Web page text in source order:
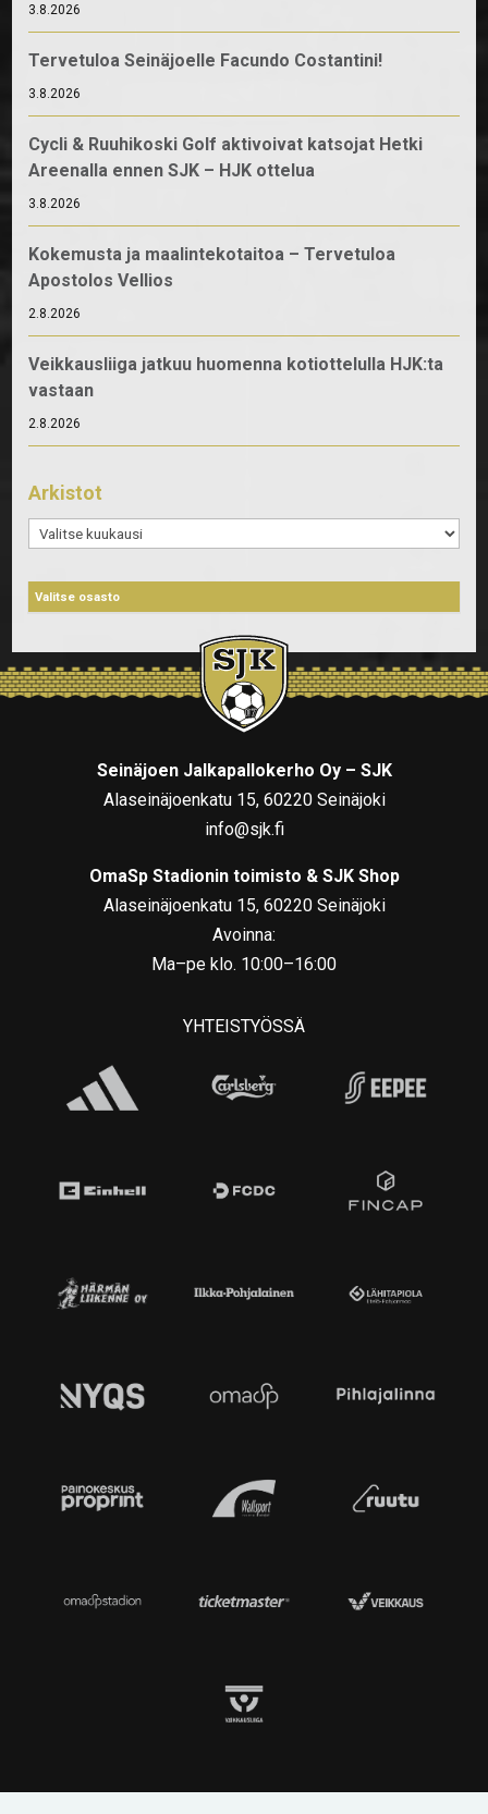
3.8.2026
Tervetuloa Seinäjoelle Facundo Costantini!
3.8.2026
Cycli & Ruuhikoski Golf aktivoivat katsojat Hetki
Areenalla ennen SJK – HJK ottelua
3.8.2026
Kokemusta ja maalintekotaitoa – Tervetuloa
Apostolos Vellios
2.8.2026
Veikkausliiga jatkuu huomenna kotiottelulla HJK:ta
vastaan
2.8.2026
Arkistot
Arkistot
Seinäjoen Jalkapallokerho Oy – SJK
Alaseinäjoenkatu 15, 60220 Seinäjoki
info@sjk.fi
OmaSp Stadionin toimisto & SJK Shop
Alaseinäjoenkatu 15, 60220 Seinäjoki
Avoinna:
Ma–pe klo. 10:00–16:00
YHTEISTYÖSSÄ